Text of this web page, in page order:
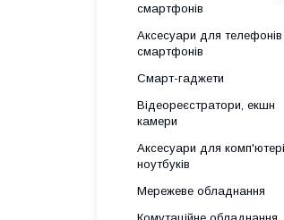
смартфонів
Аксесуари для телефонів
смартфонів
Смарт-гаджети
Відеореєстратори, екшн
камери
Аксесуари для
ноутбуків
Мережеве обладнання